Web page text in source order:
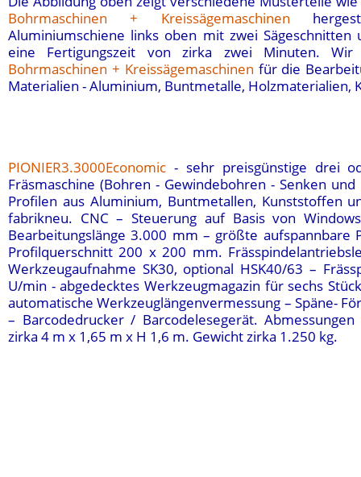
Bohrmaschinen + Kreissägemaschinen
Aluminiumschiene links oben mit zwei
eine Fertigungszeit von zirka zwei Minuten.
Bohrmaschinen + Kreissägemaschinen für die
Materialien - Aluminium, Buntmetalle, Holzmaterialien,
PIONIER3.3000Economic- sehr preisgünstige drei
Fräsmaschine (Bohren - Gewindebohren - Senken
Profilen aus Aluminium, Buntmetallen, Kunststoffen
fabrikneu. CNC – Steuerung auf Basis von
Bearbeitungslänge 3.000 mm – größte aufspannbare
Profilquerschnitt 200 x 200 mm.
Werkzeugaufnahme SK30, optional HSK40/63 –
U/min - abgedecktes Werkzeugmagazin für sechs
automatische Werkzeuglängenvermessung – Späne-
– Barcodedrucker / Barcodelesegerät.
zirka 4 m x 1,65 m x H 1,6 m. Gewicht zirka 1.250 kg.